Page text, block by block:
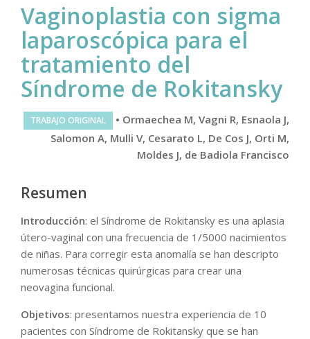
Vaginoplastia con sigma
laparoscópica para el
tratamiento del
Síndrome de Rokitansky
TRABAJO ORIGINAL
• Ormaechea M, Vagni R, Esnaola J,
Salomon A, Mulli V, Cesarato L, De Cos J, Orti M,
Moldes J, de Badiola Francisco
Resumen
Introducción: el Síndrome de Rokitansky es una aplasia
útero-vaginal con una frecuencia de 1/5000 nacimientos
de niñas. Para corregir esta anomalía se han descripto
numerosas técnicas quirúrgicas para crear una
neovagina funcional.
Objetivos: presentamos nuestra experiencia de 10
pacientes con Síndrome de Rokitansky que se han